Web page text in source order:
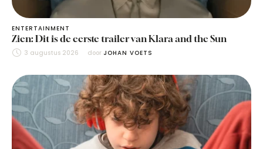
ENTERTAINMENT
Zien: Dit is de eerste trailer van Klara and the Sun
3 augustus 2026 door JOHAN VOETS